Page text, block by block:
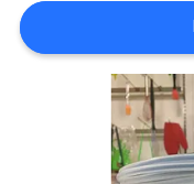
PLAN